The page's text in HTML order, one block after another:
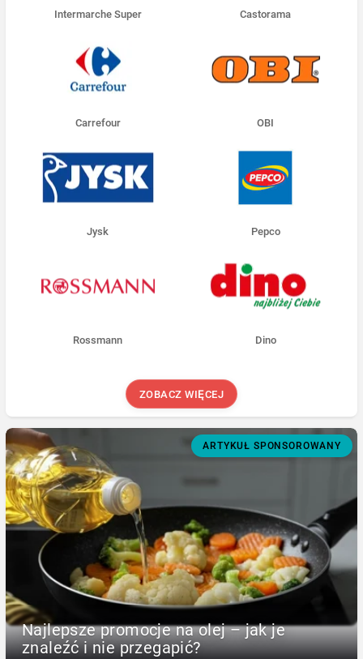
Intermarche Super Castorama
Carrefour OBI
Jysk Pepco
Rossmann Dino
ZOBACZ WIĘCEJ
ARTYKUŁ SPONSOROWANY
Najlepsze promocje na olej – jak je
znaleźć i nie przegapić?